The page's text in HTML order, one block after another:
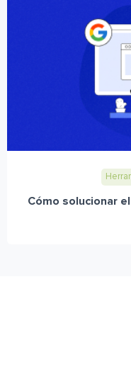
Cómo solucionar